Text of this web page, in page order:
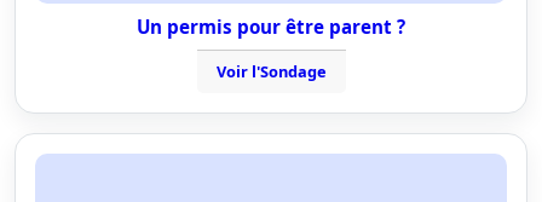
Un permis pour être parent ?
Voir l'Sondage